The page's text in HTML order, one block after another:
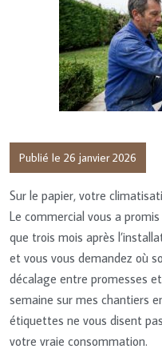
Publié le 26 janvier 2026
Sur le papier, votre
Le commercial vous a
que trois mois après
et vous vous demandez où
décalage entre promesses
semaine sur mes chantiers
étiquettes ne vous disent
votre vraie consommation.